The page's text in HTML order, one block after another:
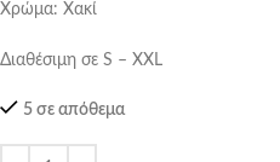
Χρώμα: Χακί
Διαθέσιμη σε S – XXL
5 σε απόθεμα